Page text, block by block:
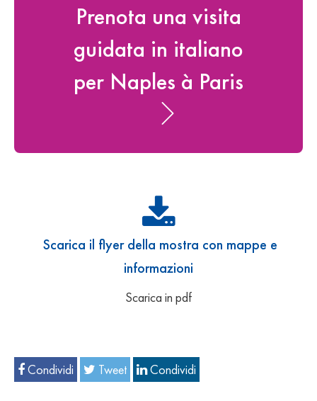
Prenota una visita
guidata in italiano
per Naples à Paris
Scarica il flyer della mostra con mappe e
informazioni
Scarica in pdf
Condividi Tweet Condividi